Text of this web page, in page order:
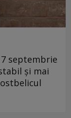
septembrie
și mai